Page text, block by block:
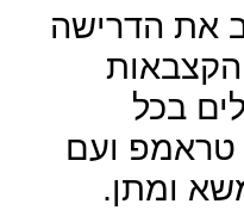
את הדרישה
בכל
ועם
ומתן.